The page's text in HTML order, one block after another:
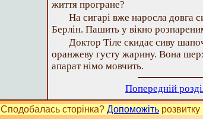
життя програне?
На сигарі вже наросла довга
Берлін. Пашить у вікно
Доктор Тіле скидає сиву
оранжеву густу жарину. Вона
апарат німо мовчить.
Попередній
Сподобалась сторінка? Допоможіть